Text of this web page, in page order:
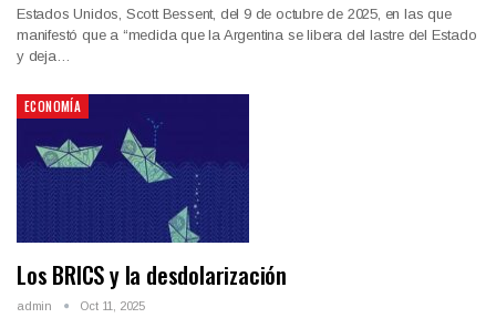
Estados Unidos, Scott Bessent, del 9 de octubre de 2025, en las que
manifestó que a “medida que la Argentina se libera del lastre del Estado
y deja…
ECONOMÍA
Los BRICS y la desdolarización
admin Oct 11, 2025